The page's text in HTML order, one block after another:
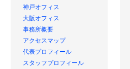
神戸オフィス
大阪オフィス
事務所概要
アクセスマップ
代表プロフィール
スタッフプロフィール